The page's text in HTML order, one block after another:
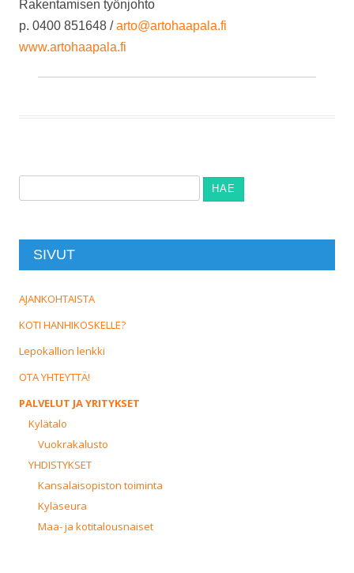
Rakentamisen työnjohto
p. 0400 851648 /arto@artohaapala.fi
www.artohaapala.fi
SIVUT
AJANKOHTAISTA
KOTI HANHIKOSKELLE?
Lepokallion lenkki
OTA YHTEYTTÄ!
PALVELUT JA YRITYKSET
Kylätalo
Vuokrakalusto
YHDISTYKSET
Kansalaisopiston toiminta
Kyläseura
Maa- ja kotitalousnaiset